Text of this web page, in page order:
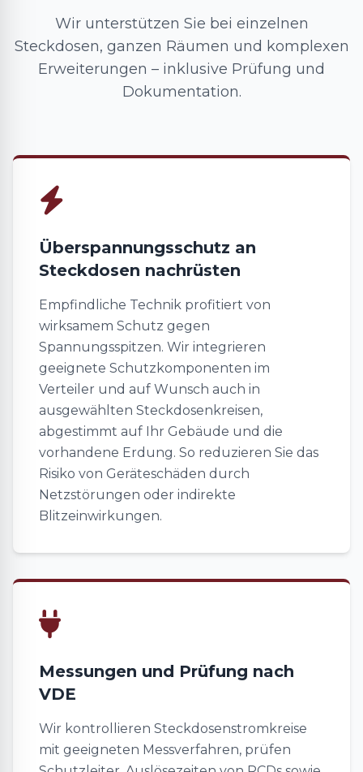
Wir unterstützen Sie bei einzelnen
Steckdosen, ganzen Räumen und komplexen
Erweiterungen – inklusive Prüfung und
Dokumentation.
Überspannungsschutz an
Steckdosen nachrüsten
Empfindliche Technik profitiert von
wirksamem Schutz gegen
Spannungsspitzen. Wir integrieren
geeignete Schutzkomponenten im
Verteiler und auf Wunsch auch in
ausgewählten Steckdosenkreisen,
abgestimmt auf Ihr Gebäude und die
vorhandene Erdung. So reduzieren Sie das
Risiko von Geräteschäden durch
Netzstörungen oder indirekte
Blitzeinwirkungen.
Messungen und Prüfung nach
VDE
Wir kontrollieren Steckdosenstromkreise
mit geeigneten Messverfahren, prüfen